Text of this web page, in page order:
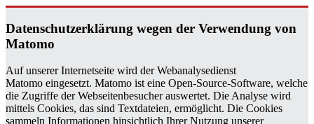
Da­ten­schutz­er­klä­rung wegen der Ver­wen­dung von
Ma­to­mo
Auf unserer Internetseite wird der Webanalysedienst
Matomo eingesetzt. Matomo ist eine Open-Source-Software, welche
die Zugriffe der Webseitenbesucher auswertet. Die Analyse wird
mittels Cookies, das sind Textdateien, ermöglicht. Die Cookies
sammeln Informationen hinsichtlich Ihrer Nutzung unserer